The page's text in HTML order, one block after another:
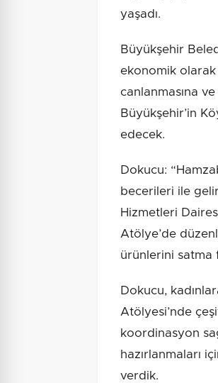
yaşadı.
Büyükşehir
ekonomik olarak
canlanmasına
Büyükşehir’in
edecek.
Dokucu:
becerileri ile
Hizmetleri
Atölye’de
ürünlerini satma
Dokucu,
Atölyesi’nde
koordinasyon
hazırlanmaları
verdik.